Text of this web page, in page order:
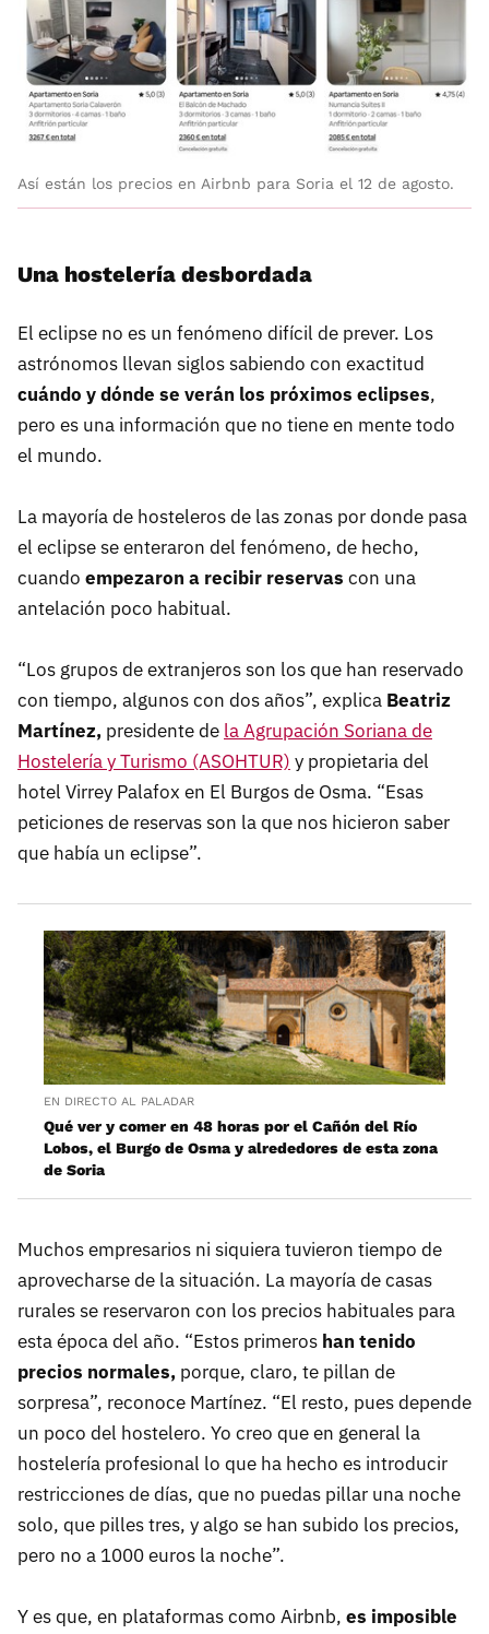
Así están los precios en Airbnb para Soria el 12 de agosto.
Una hostelería desbordada
El eclipse no es un fenómeno difícil de prever. Los
astrónomos llevan siglos sabiendo con exactitud
cuándo y dónde se verán los próximos eclipses,
pero es una información que no tiene en mente todo
el mundo.
La mayoría de hosteleros de las zonas por donde pasa
el eclipse se enteraron del fenómeno, de hecho,
cuando empezaron a recibir reservas con una
antelación poco habitual.
“Los grupos de extranjeros son los que han reservado
con tiempo, algunos con dos años”, explica Beatriz
Martínez, presidente de la Agrupación Soriana de
Hostelería y Turismo (ASOHTUR) y propietaria del
hotel Virrey Palafox en El Burgos de Osma. “Esas
peticiones de reservas son la que nos hicieron saber
que había un eclipse”.
EN DIRECTO AL PALADAR
Qué ver y comer en 48 horas por el Cañón del Río
Lobos, el Burgo de Osma y alrededores de esta zona
de Soria
Muchos empresarios ni siquiera tuvieron tiempo de
aprovecharse de la situación. La mayoría de casas
rurales se reservaron con los precios habituales para
esta época del año. “Estos primeros han tenido
precios normales, porque, claro, te pillan de
sorpresa”, reconoce Martínez. “El resto, pues depende
un poco del hostelero. Yo creo que en general la
hostelería profesional lo que ha hecho es introducir
restricciones de días, que no puedas pillar una noche
solo, que pilles tres, y algo se han subido los precios,
pero no a 1000 euros la noche”.
Y es que, en plataformas como Airbnb, es imposible